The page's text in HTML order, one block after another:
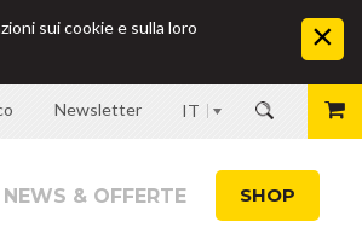
sui cookie e sulla loro
IT
Newsletter
NEWS & OFFERTE SHOP